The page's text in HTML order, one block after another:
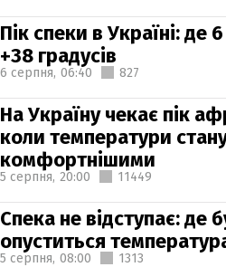
Пік спеки в Україні: де
+38 градусів
6 серпня, 06:40 827
На Україну чекає пік
коли температури
комфортнішими
5 серпня, 20:00 11449
Спека не відступає: де
опуститься
5 серпня, 08:00 1313